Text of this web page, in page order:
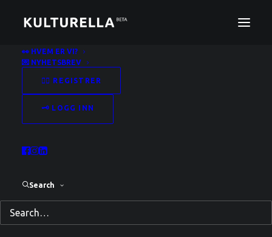
👀 HVEM ER VI?
💌 NYHETSBREV
✍🏻 REGISTRER
🗝️ LOGG INN
Search
Ordning av Kulturfelt
SPRÅK
UPCOMING EVENTS